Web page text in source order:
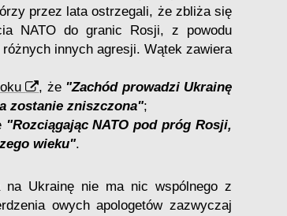
przez lata ostrzegali, że zbliża się
NATO do granic Rosji, z powodu
innych agresji. Wątek zawiera
, że "Zachód prowadzi Ukrainę
zostanie zniszczona";
"Rozciągając NATO pod próg Rosji,
wieku".
na Ukrainę nie ma nic wspólnego z
owych apologetów zazwyczaj